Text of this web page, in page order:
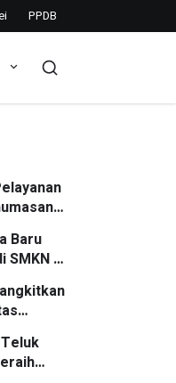
PPDB
Baru
SMKN 1